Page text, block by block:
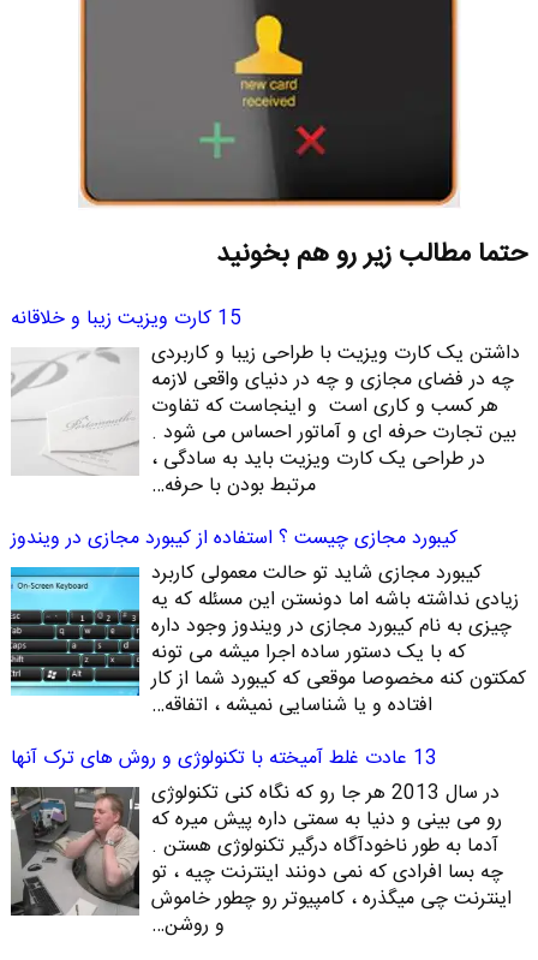
حتما مطالب زیر رو هم بخونید
15 کارت ویزیت زیبا و خلاقانه
داشتن یک کارت ویزیت با طراحی زیبا و کاربردی
چه در فضای مجازی و چه در دنیای واقعی لازمه
هر کسب و کاری است و اینجاست که تفاوت
بین تجارت حرفه ای و آماتور احساس می شود .
در طراحی یک کارت ویزیت باید به سادگی ،
مرتبط بودن با حرفه…
کیبورد مجازی چیست ؟ استفاده از کیبورد مجازی در ویندوز
کیبورد مجازی شاید تو حالت معمولی کاربرد
زیادی نداشته باشه اما دونستن این مسئله که یه
چیزی به نام کیبورد مجازی در ویندوز وجود داره
که با یک دستور ساده اجرا میشه می تونه
کمکتون کنه مخصوصا موقعی که کیبورد شما از کار
افتاده و یا شناسایی نمیشه ، اتفاقه…
13 عادت غلط آمیخته با تکنولوژی و روش های ترک آنها
در سال 2013 هر جا رو که نگاه کنی تکنولوژی
رو می بینی و دنیا به سمتی داره پیش میره که
آدما به طور ناخودآگاه درگیر تکنولوژی هستن .
چه بسا افرادی که نمی دونند اینترنت چیه ، تو
اینترنت چی میگذره ، کامپیوتر رو چطور خاموش
و روشن…